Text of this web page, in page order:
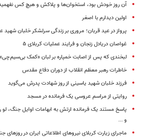
آن روز خودش بود، استخوان‌ها و پلاکش و هیچ کس
اولین دیدارم با اصغر
پرواز در عید قربان؛ مروری بر زندگی سرلشکر خلبان شهید
غواصان دریادل زنجان و فرایند عملیات کربلای ۵
لبخندی که پس از اصابت خمپاره بر لبان «کمک بی‌سیم
خاطرات رهبر معظم انقلاب از دوران دفاع مقدس‏
فرزند خلبان شهید یاسینی از روز شهادت پدرش می‌گوید
روایتی از مراسم عروسی یک فرمانده در مسجد
پاسخ مستند یک فرمانده ارتش به ابهامات اوایل جنگ، لو
و ...
ماجرای زیارت کربلای نیروهای اطلاعاتی ایران در روزهای